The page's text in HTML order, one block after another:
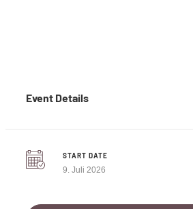
Event Details
START DATE
9. Juli 2026